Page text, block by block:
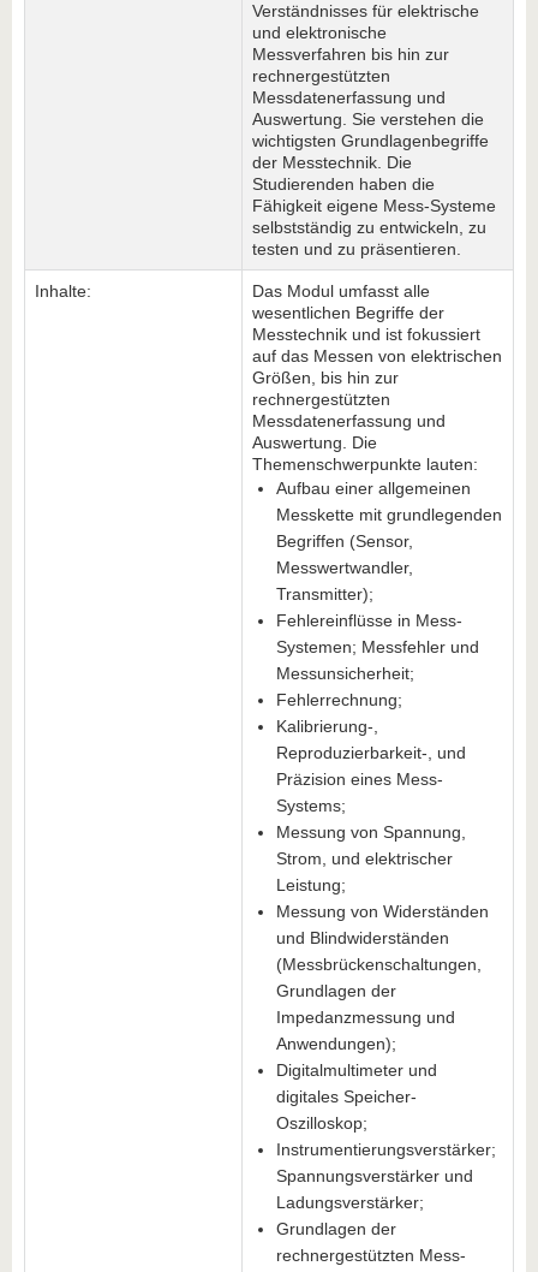
Verständnisses für elektrische
und elektronische
Messverfahren bis hin zur
rechnergestützten
Messdatenerfassung und
Auswertung. Sie verstehen die
wichtigsten Grundlagenbegriffe
der Messtechnik. Die
Studierenden haben die
Fähigkeit eigene Mess-Systeme
selbstständig zu entwickeln, zu
testen und zu präsentieren.
Inhalte:
Das Modul umfasst alle
wesentlichen Begriffe der
Messtechnik und ist fokussiert
auf das Messen von elektrischen
Größen, bis hin zur
rechnergestützten
Messdatenerfassung und
Auswertung. Die
Themenschwerpunkte lauten:
Aufbau einer allgemeinen
Messkette mit grundlegenden
Begriffen (Sensor,
Messwertwandler,
Transmitter);
Fehlereinflüsse in Mess-
Systemen; Messfehler und
Messunsicherheit;
Fehlerrechnung;
Kalibrierung-,
Reproduzierbarkeit-, und
Präzision eines Mess-
Systems;
Messung von Spannung,
Strom, und elektrischer
Leistung;
Messung von Widerständen
und Blindwiderständen
(Messbrückenschaltungen,
Grundlagen der
Impedanzmessung und
Anwendungen);
Digitalmultimeter und
digitales Speicher-
Oszilloskop;
Instrumentierungsverstärker;
Spannungsverstärker und
Ladungsverstärker;
Grundlagen der
rechnergestützten Mess-